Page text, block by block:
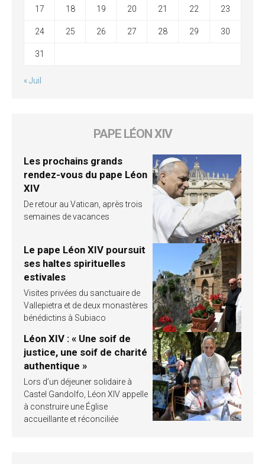
17 18 19 20 21 22 23
24 25 26 27 28 29 30
31
« Juil
PAPE LÉON XIV
Les prochains grands
rendez-vous du pape Léon
XIV
De retour au Vatican, après trois
semaines de vacances
Le pape Léon XIV poursuit
ses haltes spirituelles
estivales
Visites privées du sanctuaire de
Vallepietra et de deux monastères
bénédictins à Subiaco
Léon XIV : « Une soif de
justice, une soif de charité
authentique »
Lors d’un déjeuner solidaire à
Castel Gandolfo, Léon XIV appelle
à construire une Église
accueillante et réconciliée